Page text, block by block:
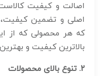
اصالت و کیفیت
اصلی و تضمین
که هر محصولی که از
بالاترین کیفیت و
۲.تنوع بالای محصولات